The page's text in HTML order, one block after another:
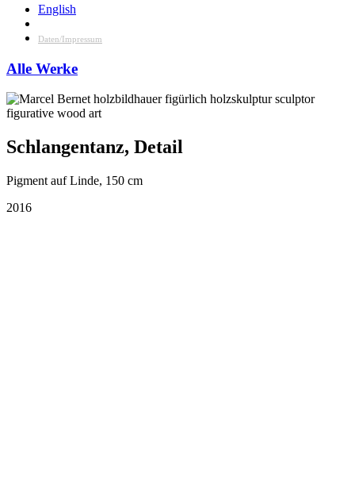
English
Daten/Impressum
Alle Werke
Schlangentanz, Detail
Pigment auf Linde, 150 cm
2016